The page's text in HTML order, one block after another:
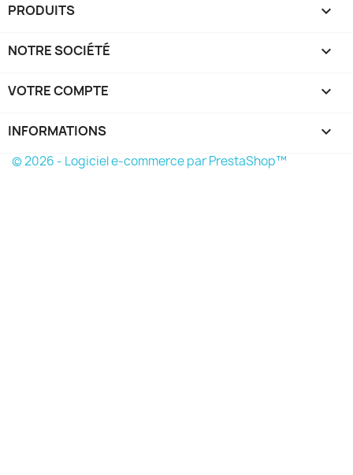
PRODUITS 
NOTRE SOCIÉTÉ 
VOTRE COMPTE 
INFORMATIONS keyboard_arrow_down
© 2026 - Logiciel e-commerce par PrestaShop™